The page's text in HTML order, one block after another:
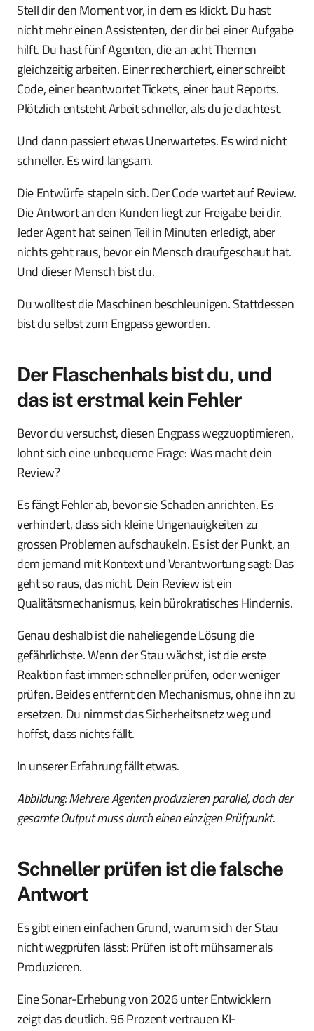
Stell dir den Moment vor, in dem es klickt. Du hast
nicht mehr einen Assistenten, der dir bei einer Aufgabe
hilft. Du hast fünf Agenten, die an acht Themen
gleichzeitig arbeiten. Einer recherchiert, einer schreibt
Code, einer beantwortet Tickets, einer baut Reports.
Plötzlich entsteht Arbeit schneller, als du je dachtest.
Und dann passiert etwas Unerwartetes. Es wird nicht
schneller. Es wird langsam.
Die Entwürfe stapeln sich. Der Code wartet auf Review.
Die Antwort an den Kunden liegt zur Freigabe bei dir.
Jeder Agent hat seinen Teil in Minuten erledigt, aber
nichts geht raus, bevor ein Mensch draufgeschaut hat.
Und dieser Mensch bist du.
Du wolltest die Maschinen beschleunigen. Stattdessen
bist du selbst zum Engpass geworden.
Der Flaschenhals bist du, und
das ist erstmal kein Fehler
Bevor du versuchst, diesen Engpass wegzuoptimieren,
lohnt sich eine unbequeme Frage: Was macht dein
Review?
Es fängt Fehler ab, bevor sie Schaden anrichten. Es
verhindert, dass sich kleine Ungenauigkeiten zu
grossen Problemen aufschaukeln. Es ist der Punkt, an
dem jemand mit Kontext und Verantwortung sagt: Das
geht so raus, das nicht. Dein Review ist ein
Qualitätsmechanismus, kein bürokratisches Hindernis.
Genau deshalb ist die naheliegende Lösung die
gefährlichste. Wenn der Stau wächst, ist die erste
Reaktion fast immer: schneller prüfen, oder weniger
prüfen. Beides entfernt den Mechanismus, ohne ihn zu
ersetzen. Du nimmst das Sicherheitsnetz weg und
hoffst, dass nichts fällt.
In unserer Erfahrung fällt etwas.
Abbildung: Mehrere Agenten produzieren parallel, doch der
gesamte Output muss durch einen einzigen Prüfpunkt.
Schneller prüfen ist die falsche
Antwort
Es gibt einen einfachen Grund, warum sich der Stau
nicht wegprüfen lässt: Prüfen ist oft mühsamer als
Produzieren.
Eine Sonar-Erhebung von 2026 unter Entwicklern
zeigt das deutlich. 96 Prozent vertrauen KI-